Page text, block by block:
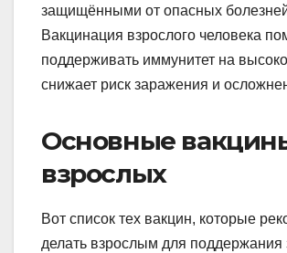
защищёнными от опасных
Вакцинация взрослого человека
поддерживать иммунитет на
снижает риск заражения и
Основные
взрослых
Вот список тех вакцин, которые
делать взрослым для поддержания